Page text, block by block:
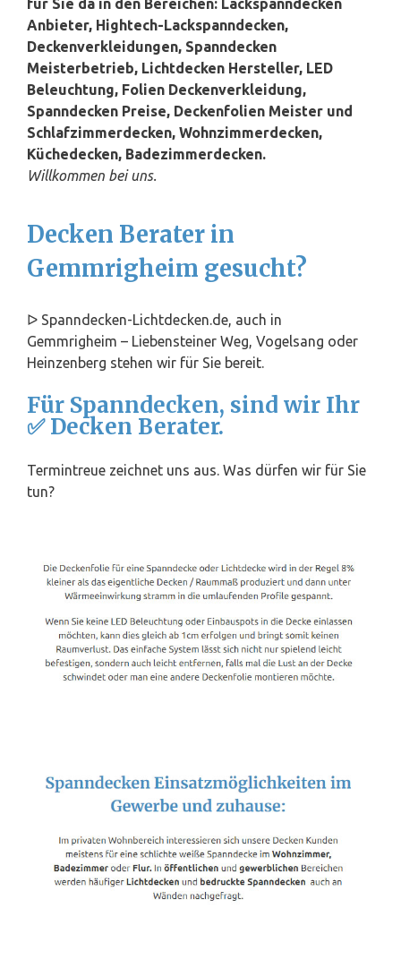
für Sie da in den Bereichen: Lackspanndecken
Anbieter, Hightech-Lackspanndecken,
Deckenverkleidungen, Spanndecken
Meisterbetrieb, Lichtdecken Hersteller, LED
Beleuchtung, Folien Deckenverkleidung,
Spanndecken Preise, Deckenfolien Meister und
Schlafzimmerdecken, Wohnzimmerdecken,
Küchedecken, Badezimmerdecken.
Willkommen bei uns.
Decken Berater in
Gemmrigheim gesucht?
ᐅ Spanndecken-Lichtdecken.de, auch in
Gemmrigheim – Liebensteiner Weg, Vogelsang oder
Heinzenberg stehen wir für Sie bereit.
Für Spanndecken, sind wir Ihr
✅ Decken Berater.
Termintreue zeichnet uns aus. Was dürfen wir für Sie
tun?